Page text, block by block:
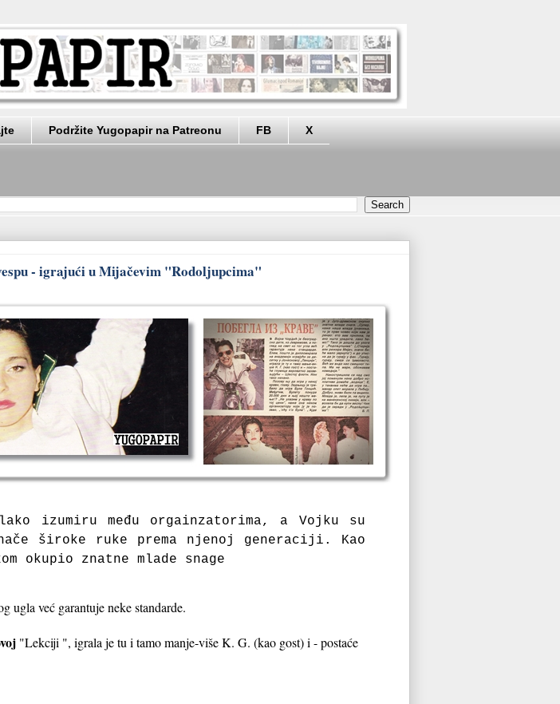
Podržite Yugopapir na Patreonu FB X
- igrajući u Mijačevim "Rodoljupcima"
izumiru među orgainzatorima, a Vojku su
ruke prema njenoj generaciji. Kao
okupio znatne mlade snage
ugla već garantuje neke standarde.
"Lekciji ", igrala je tu i tamo manje-više K. G. (kao gost) i - postaće